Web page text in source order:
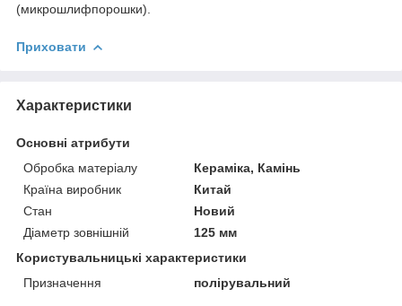
(микрошлифпорошки).
Приховати
Характеристики
Основні атрибути
Обробка матеріалу
Кераміка, Камінь
Країна виробник
Китай
Стан
Новий
Діаметр зовнішній
125 мм
Користувальницькі характеристики
Призначення
полірувальний